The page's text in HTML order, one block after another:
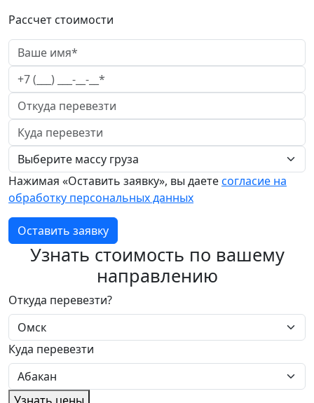
Рассчет стоимости
Нажимая «Оставить заявку», вы даетесогласие на
обработку персональных данных
Оставить заявку
Узнать стоимость по вашему
направлению
Откуда перевезти?
Куда перевезти